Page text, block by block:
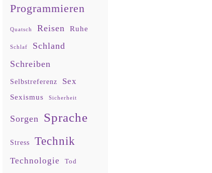
Programmieren
Quatsch Reisen Ruhe
Schlaf
Schland
Schreiben
Selbstreferenz Sex
Sexismus Sicherheit
Sorgen Sprache
Stress Technik
Technologie Tod